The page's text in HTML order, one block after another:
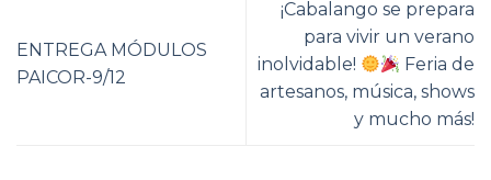
ENTREGA MÓDULOS
PAICOR-9/12
¡Cabalango se prepara
para vivir un verano
inolvidable!
Feria de
artesanos, música, shows
y mucho más!